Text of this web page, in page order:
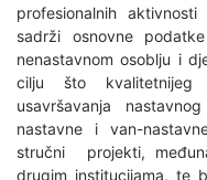
profesionalnih
sadrži osnovne
nenastavnom osoblju i
cilju što kvalitetnijeg
usavršavanja
nastavne i van-
stručni projekti,
drugim institucijama, te